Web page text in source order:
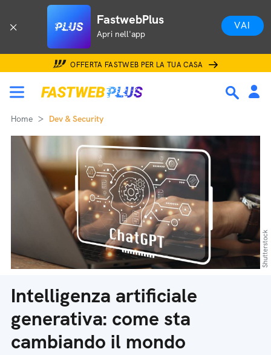
FastwebPlus
Apri nell'app
VAI
OFFERTA FASTWEB PER LA TUA CASA
Home Dev & Security
Intelligenza artificiale
generativa: come sta
cambiando il mondo
Shutterstock